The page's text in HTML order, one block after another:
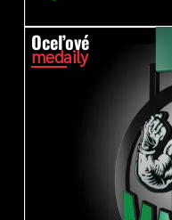
Oceľové
medaily